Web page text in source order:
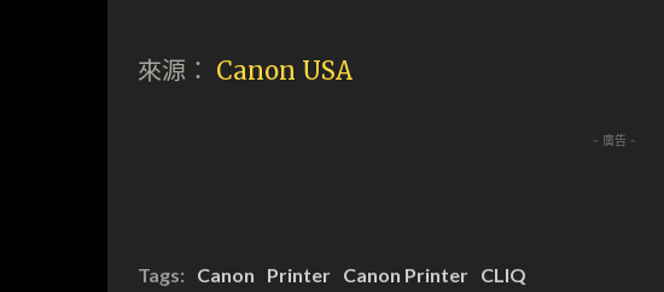
來源： Canon USA
- 廣告 -
Tags: Canon Printer Canon Printer CLIQ